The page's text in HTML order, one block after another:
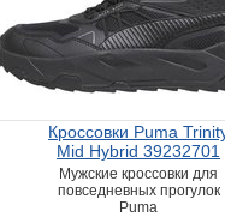
Кроссовки Puma
Mid Hybrid 39232701
Мужские кроссовки для
повседневных прогулок
Puma